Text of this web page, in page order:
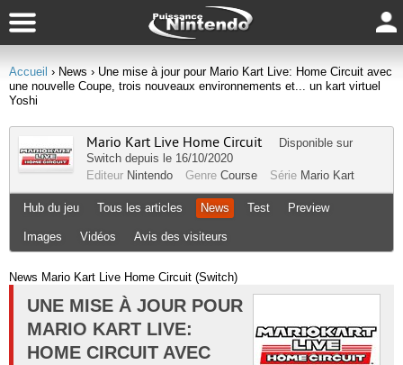
Accueil › News › Une mise à jour pour Mario Kart Live: Home Circuit avec
une nouvelle Coupe, trois nouveaux environnements et... un kart virtuel
Yoshi
Mario Kart Live Home Circuit
Disponible sur
Switch depuis le 16/10/2020
Editeur Nintendo Genre Course Série Mario Kart
Hub du jeu Tous les articles News Test Preview
Images Vidéos Avis des visiteurs
News Mario Kart Live Home Circuit (Switch)
UNE MISE À JOUR POUR
MARIO KART LIVE:
HOME CIRCUIT AVEC